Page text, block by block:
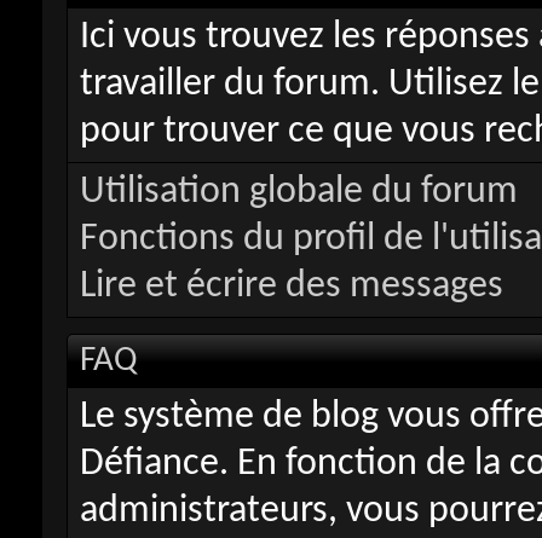
Ici vous trouvez les
travailler du forum. Utilisez
pour trouver ce que vous
Utilisation globale du forum
Fonctions du profil de
Lire et écrire des messages
FAQ
Le système de blog vous
Défiance. En fonction de la
administrateurs, vous